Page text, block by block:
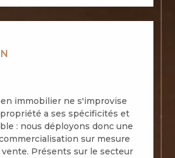
immobilier ne s'improvise
propriété a ses spécificités et
: nous déployons donc une
sur mesure
Présents sur le secteur